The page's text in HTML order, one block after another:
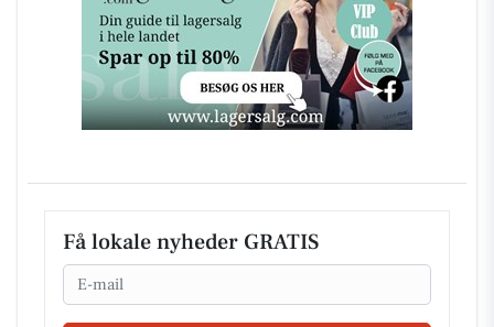
Få lokale nyheder GRATIS
Email